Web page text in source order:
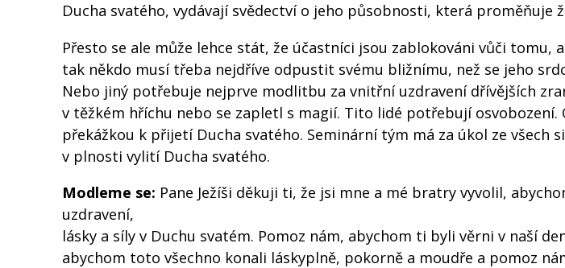
Ducha svatého, vydávají svědectví o jeho působnosti, která proměňuje
Přesto se ale může lehce stát, že účastníci jsou zablokováni vůči tomu,
tak někdo musí třeba nejdříve odpustit svému bližnímu, než se jeho
Nebo jiný potřebuje nejprve modlitbu za vnitřní uzdravení dřívějších
v těžkém hříchu nebo se zapletl s magií. Tito lidé potřebují osvobození.
překážkou k přijetí Ducha svatého. Seminární tým má za úkol ze všech
v plnosti vylití Ducha svatého.
Modleme se: Pane Ježíši děkuji ti, že jsi mne a mé bratry vyvolil,
uzdravení,
lásky a síly v Duchu svatém. Pomoz nám, abychom ti byli věrni v naší
abychom toto všechno konali láskyplně, pokorně a moudře a pomoz